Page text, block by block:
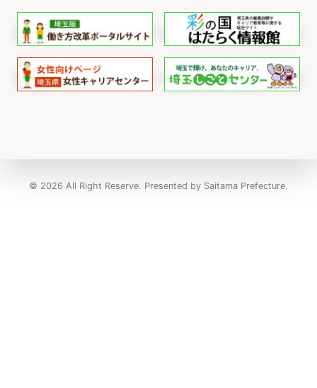
© 2026 All Right Reserve. Presented by Saitama Prefecture.